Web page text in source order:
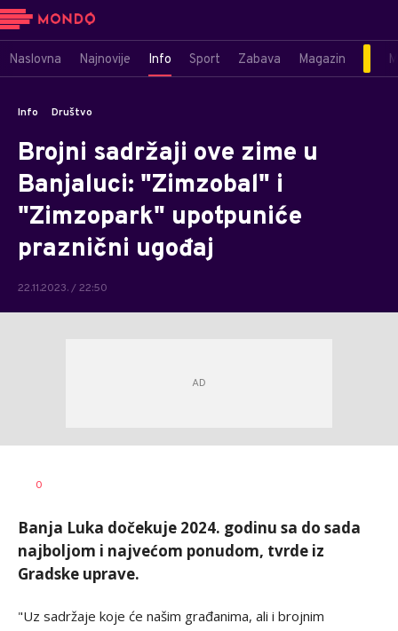
Naslovna Najnovije Info Sport Zabava Magazin
Info Društvo
Brojni sadržaji ove zime u
Banjaluci: "Zimzobal" i
"Zimzopark" upotpuniće
praznični ugođaj
22.11.2023. / 22:50
AUTOR
0
Banja Luka dočekuje 2024. godinu sa do sada
najboljom i najvećom ponudom, tvrde iz
Gradske uprave.
"Uz sadržaje koje će našim građanima, ali i brojnim